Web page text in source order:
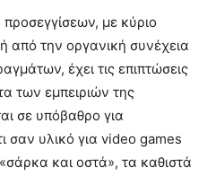
με κύριο
από την οργανική συνέχεια
έχει τις επιπτώσεις
των εμπειριών της
σε υπόβαθρο για
σαν υλικό για video games
και οστά», τα καθιστά